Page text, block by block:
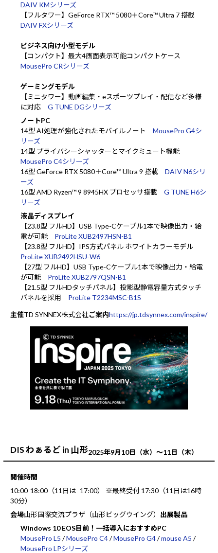
DAIV KMシリーズ
【フルタワー】GeForce RTX™ 5080＋Core™ Ultra 7 搭載
DAIV FXシリーズ
ビジネス向け小型モデル
【コンパクト】最大4画面表示可能コンパクトケース
MousePro CRシリーズ
ゲーミングモデル
【ミニタワー】動画編集・eスポーツプレイ・配信など多様
に対応 G TUNE DGシリーズ
ノートPC
14型 AI処理が強化されたモバイルノート MousePro G4シ
リーズ
14型 プライバシーシャッターとマイクミュート機能
MousePro C4シリーズ
16型 GeForce RTX 5080＋Core™ Ultra 9 搭載 DAIV N6シリ
ーズ
16型 AMD Ryzen™ 9 8945HX プロセッサ搭載 G TUNE H6シ
リーズ
液晶ディスプレイ
【23.8型 フルHD】USB Type-Cケーブル1本で映像出力・給
電が可能 ProLite XUB2497HSN-B1
【23.8型 フルHD】IPS方式パネル ホワイトカラーモデル
ProLite XUB2492HSU-W6
【27型 フルHD】USB Type-Cケーブル1本で映像出力・給電
が可能 ProLite XUB2797QSN-B1
【21.5型 フルHDタッチパネル】投影型静電容量方式タッチ
パネルを採用 ProLite T2234MSC-B1S
主催TD SYNNEX株式会社ご案内https://jp.tdsynnex.com/inspire/
DIS わぁるど in 山形2025年9月10日（水）～11日（木）
開催時間
10:00-18:00（11日は -17:00） ※最終受付 17:30（11日は16時
30分）
会場山形国際交流プラザ（山形ビッグウイング） 出展製品
Windows 10 EOS目前！一括導入におすすめPC
MousePro L5 /MousePro C4/MousePro G4/mouse A5 /
MousePro LPシリーズ